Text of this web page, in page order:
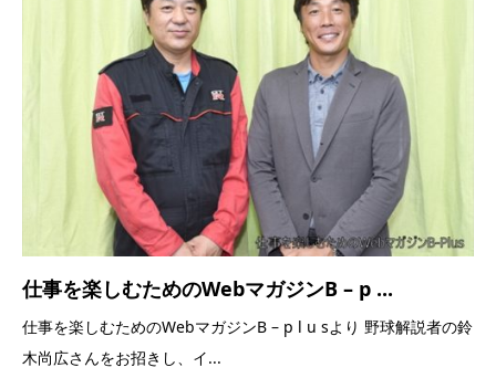
仕事を楽しむためのWebマガジンB – p ...
仕事を楽しむためのWebマガジンB – p l u sより 野球解説者の鈴
木尚広さんをお招きし、イ...